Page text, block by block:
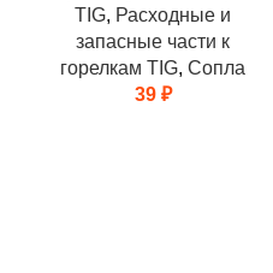
TIG, Расходные и
запасные части к
горелкам TIG, Сопла
39 ₽